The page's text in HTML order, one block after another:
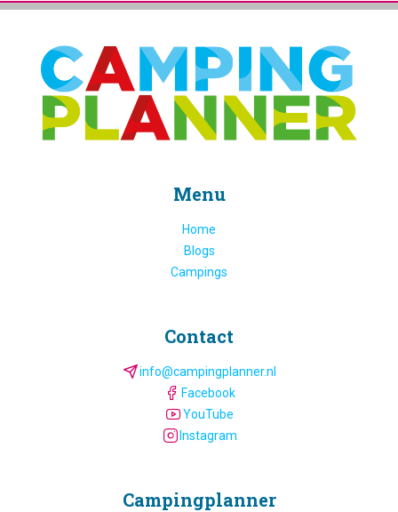
Menu
Home
Blogs
Campings
Contact
info@campingplanner.nl
Facebook
YouTube
Instagram
Camping­planner